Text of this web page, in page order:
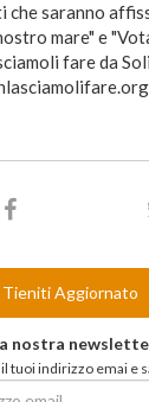
che saranno
mare" e
fare da
Tieniti Aggiornato
nostra
tuoi indirizzo emai e